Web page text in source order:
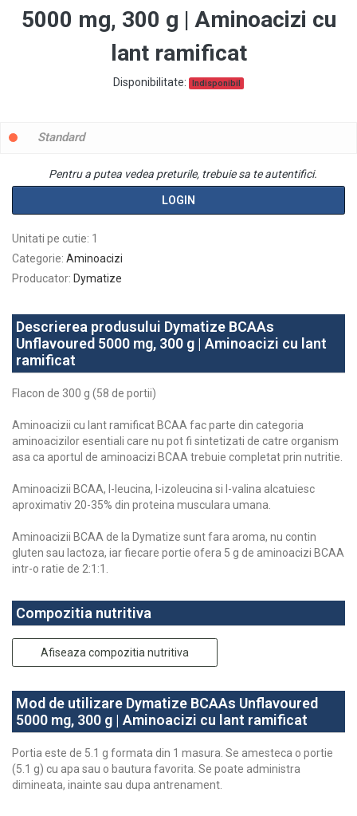
5000 mg, 300 g | Aminoacizi cu
lant ramificat
Disponibilitate: Indisponibil
Standard
Pentru a putea vedea preturile, trebuie sa te autentifici.
LOGIN
Unitati pe cutie: 1
Categorie: Aminoacizi
Producator: Dymatize
Descrierea produsului Dymatize BCAAs
Unflavoured 5000 mg, 300 g | Aminoacizi cu lant
ramificat
Flacon de 300 g (58 de portii)
Aminoacizii cu lant ramificat BCAA fac parte din categoria
aminoacizilor esentiali care nu pot fi sintetizati de catre organism
asa ca aportul de aminoacizi BCAA trebuie completat prin nutritie.
Aminoacizii BCAA, l-leucina, l-izoleucina si l-valina alcatuiesc
aproximativ 20-35% din proteina musculara umana.
Aminoacizii BCAA de la Dymatize sunt fara aroma, nu contin
gluten sau lactoza, iar fiecare portie ofera 5 g de aminoacizi BCAA
intr-o ratie de 2:1:1.
Compozitia nutritiva
Afiseaza compozitia nutritiva
Mod de utilizare Dymatize BCAAs Unflavoured
5000 mg, 300 g | Aminoacizi cu lant ramificat
Portia este de 5.1 g formata din 1 masura. Se amesteca o portie
(5.1 g) cu apa sau o bautura favorita. Se poate administra
dimineata, inainte sau dupa antrenament.